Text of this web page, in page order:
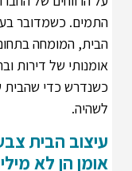
התמים. כשמדובר
הבית, המומחה
אומנותי של דירות
כשנדרש כדי שהבית
לשהיה.
עיצוב הבית
אומן הן לא